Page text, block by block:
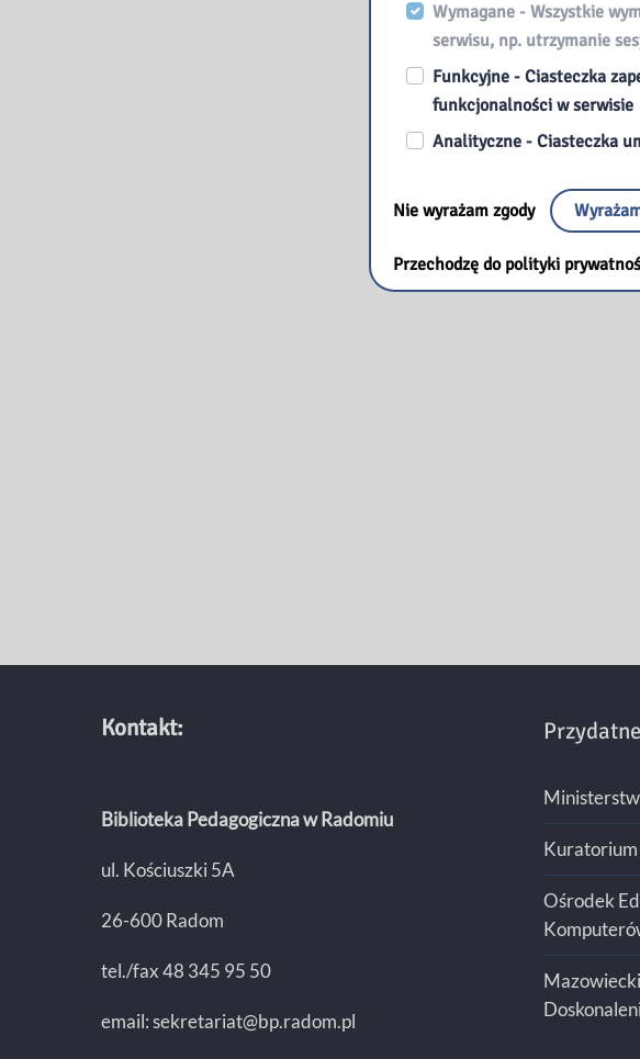
Kontakt:
Biblioteka Pedagogiczna w Radomiu
ul. Kościuszki 5A
26-600 Radom
tel./fax 48 345 95 50
email:sekretariat@bp.radom.pl
Ośrodek
Wymagane - Wszystkie
serwisu, np. utrzymanie
Funkcyjne - Ciasteczka
funkcjonalności w serwisie
Analityczne - Ciasteczka
Nie wyrażam zgody
Przechodzę do polityki